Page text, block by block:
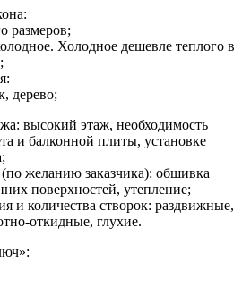
размеров;
Холодное дешевле теплого в
дерево;
высокий этаж, необходимость
и балконной плиты, установке
желанию заказчика): обшивка
поверхностей, утепление;
и количества створок: раздвижные,
откидные, глухие.